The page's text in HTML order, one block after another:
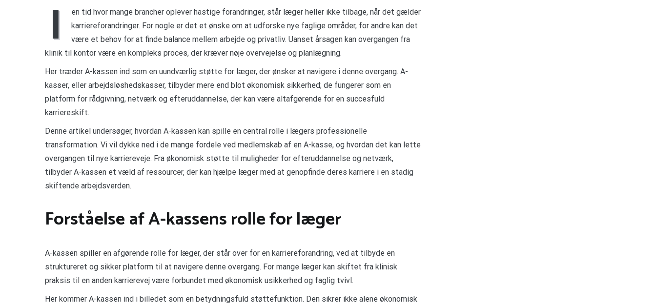
I
en tid hvor mange brancher oplever hastige forandringer, står læger heller ikke tilbage, når det gælder
karriereforandringer. For nogle er det et ønske om at udforske nye faglige områder, for andre kan det
være et behov for at finde balance mellem arbejde og privatliv. Uanset årsagen kan overgangen fra
klinik til kontor være en kompleks proces, der kræver nøje overvejelse og planlægning.
Her træder A-kassen ind som en uundværlig støtte for læger, der ønsker at navigere i denne overgang. A-
kasser, eller arbejdsløshedskasser, tilbyder mere end blot økonomisk sikkerhed; de fungerer som en
platform for rådgivning, netværk og efteruddannelse, der kan være altafgørende for en succesfuld
karriereskift.
Denne artikel undersøger, hvordan A-kassen kan spille en central rolle i lægers professionelle
transformation. Vi vil dykke ned i de mange fordele ved medlemskab af en A-kasse, og hvordan det kan lette
overgangen til nye karriereveje. Fra økonomisk støtte til muligheder for efteruddannelse og netværk,
tilbyder A-kassen et væld af ressourcer, der kan hjælpe læger med at genopfinde deres karriere i en stadig
skiftende arbejdsverden.
Forståelse af A-kassens rolle for læger
A-kassen spiller en afgørende rolle for læger, der står over for en karriereforandring, ved at tilbyde en
struktureret og sikker platform til at navigere denne overgang. For mange læger kan skiftet fra klinisk
praksis til en anden karrierevej være forbundet med økonomisk usikkerhed og faglig tvivl.
Her kommer A-kassen ind i billedet som en betydningsfuld støttefunktion. Den sikrer ikke alene økonomisk